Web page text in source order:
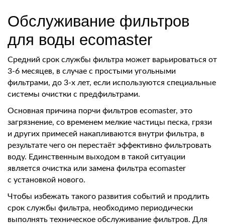
Обслуживание фильтров
для воды ecomaster
Средний срок службы фильтра может варьироваться от
3-6 месяцев, в случае с простыми угольными
фильтрами, до 3-х лет, если используются специальные
системы очистки с предфильтрами.
Основная причина порчи фильтров ecomaster, это
загрязнение, со временем мелкие частицы песка, грязи
и других примесей накапливаются внутри фильтра, в
результате чего он перестаёт эффективно фильтровать
воду. Единственным выходом в такой ситуации
является очистка или замена фильтра ecomaster
с установкой нового.
Чтобы избежать такого развития событий и продлить
срок службы фильтра, необходимо периодически
выполнять техническое обслуживание фильтров. Для